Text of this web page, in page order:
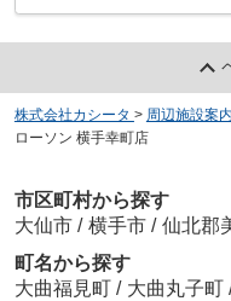
株式会社カシータ > 周辺施設案内
ローソン 横手幸町店
市区町村から探す
大仙市 / 横手市 / 仙北郡
町名から探す
大曲福見町 / 大曲丸子町